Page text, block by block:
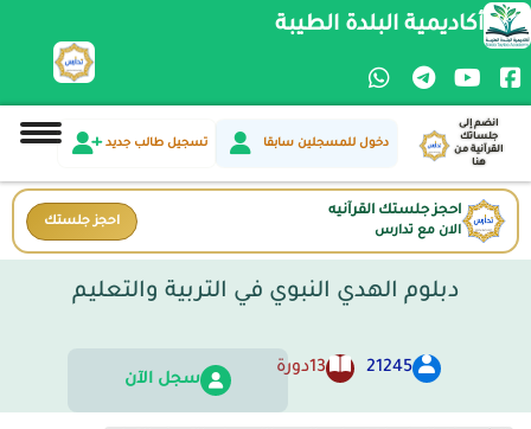
أكاديمية البلدة الطيبة
دخول للمسجلين سابقا تسجيل طالب جديد
انضم إلى
جلساتك
القرآنية من
هنا
احجز جلستك القرآنيه
الان مع تدارس
احجز جلستك
دبلوم الهدي النبوي في التربية والتعليم
21245
13دورة
سجل الآن